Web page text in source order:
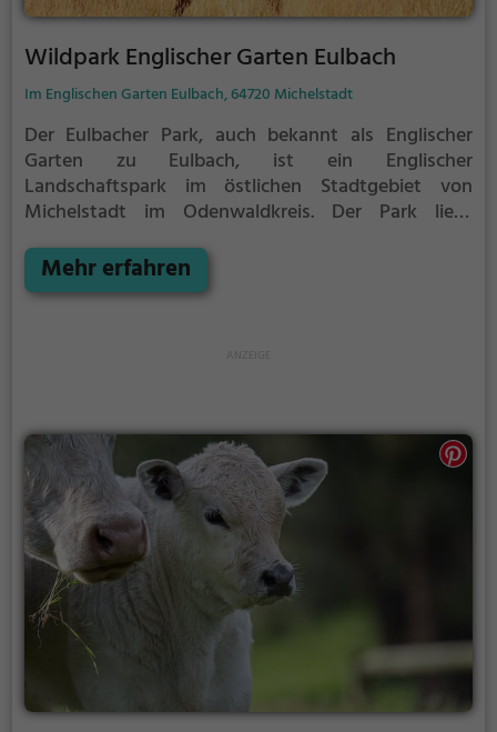
Wildpark Englischer Garten Eulbach
Im Englischen Garten Eulbach, 64720 Michelstadt
Der Eulbacher Park, auch bekannt als Englischer
Garten zu Eulbach, ist ein Englischer
Landschaftspark im östlichen Stadtgebiet von
Michelstadt im Odenwaldkreis. Der Park liegt
Waldstück zwischen den Stadtteilen Vielbrunn und
Würzberg, zu dessen Gemarkung der Weiler Eulbach
Mehr erfahren